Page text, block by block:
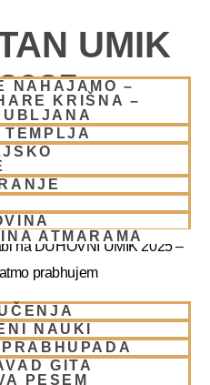
NAHAJAMO –
KRIŠNA –
TEMPLJA
ATMARAMA
NAUKI
GITA
PESEM
UMIK
–
na DUHOVNI UMIK 2025 –
prabhujem
spoštovanje! Vsa slava Šrila